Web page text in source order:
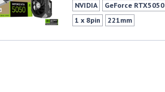
NVIDIA GeForce RTX5050
1 x 8pin
221mm